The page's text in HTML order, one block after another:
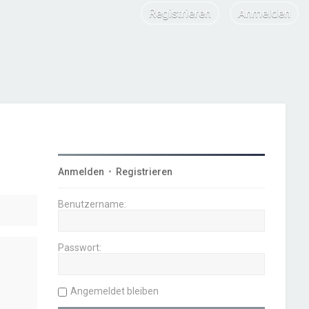
Anmelden
Registrieren
Anmelden • Registrieren
Benutzername:
Passwort:
Angemeldet bleiben